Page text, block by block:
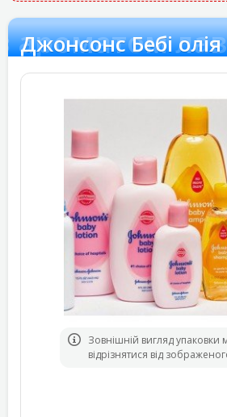
ароматом
Зовнішній вигляд упаковки
відрізнятися від